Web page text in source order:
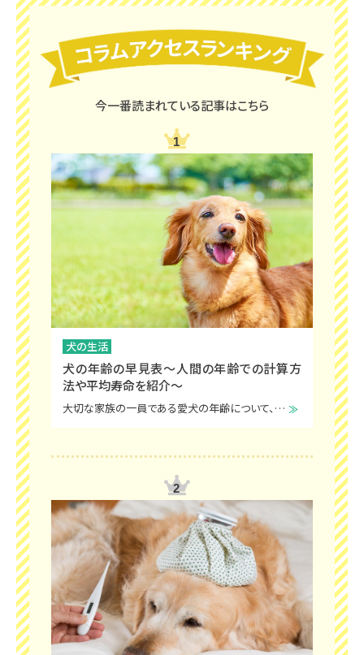
今一番読まれている記事はこちら
犬の生活
犬の年齢の早見表～人間の年齢での計算方
法や平均寿命を紹介～
大切な家族の一員である愛犬の年齢について、「人間でいえば何歳なんだろう」と気になる飼い主の方は多いのではないでしょうか。